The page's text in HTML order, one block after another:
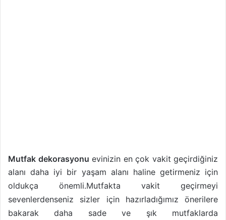
Mutfak dekorasyonu evinizin en çok vakit geçirdiğiniz
alanı daha iyi bir yaşam alanı haline getirmeniz için
oldukça önemli.Mutfakta vakit geçirmeyi
sevenlerdenseniz sizler için hazırladığımız önerilere
bakarak daha sade ve şık mutfaklarda